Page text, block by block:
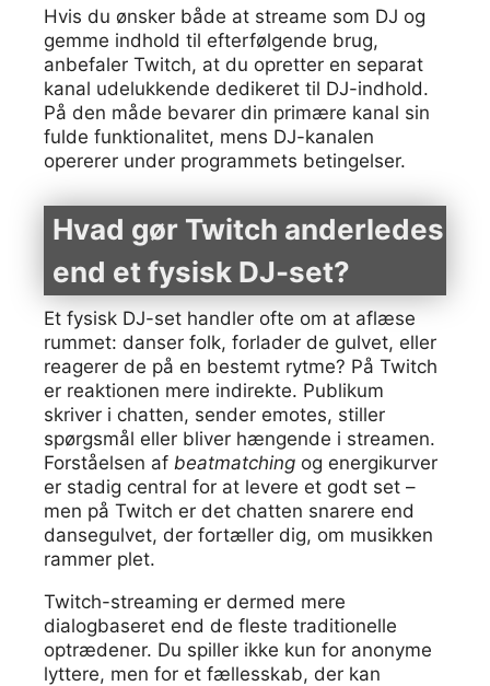
Hvis du ønsker både at streame som DJ og
gemme indhold til efterfølgende brug,
anbefaler Twitch, at du opretter en separat
kanal udelukkende dedikeret til DJ-indhold.
På den måde bevarer din primære kanal sin
fulde funktionalitet, mens DJ-kanalen
opererer under programmets betingelser.
Hvad gør Twitch anderledes
end et fysisk DJ-set?
Et fysisk DJ-set handler ofte om at aflæse
rummet: danser folk, forlader de gulvet, eller
reagerer de på en bestemt rytme? På Twitch
er reaktionen mere indirekte. Publikum
skriver i chatten, sender emotes, stiller
spørgsmål eller bliver hængende i streamen.
Forståelsen af beatmatching og energikurver
er stadig central for at levere et godt set –
men på Twitch er det chatten snarere end
dansegulvet, der fortæller dig, om musikken
rammer plet.
Twitch-streaming er dermed mere
dialogbaseret end de fleste traditionelle
optrædener. Du spiller ikke kun for anonyme
lyttere, men for et fællesskab, der kan